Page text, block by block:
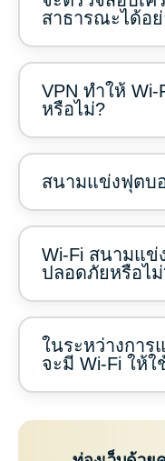
สาธารณะได้อย่
VPN ทำให้
หรือไม่?
สนามแข่งฟุตบ
Wi-Fi สนามแ
ปลอดภัยหรือไ
ในระหว่างการ
จะมี Wi-Fi ให้ใ